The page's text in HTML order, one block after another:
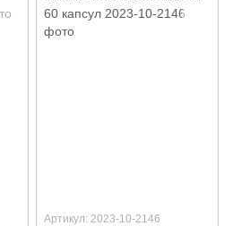
Артикул: 2023-10-2146